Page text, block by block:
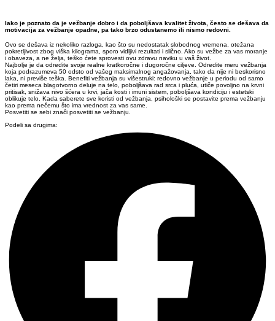
Iako je poznato da je vežbanje dobro i da poboljšava kvalitet života, često se dešava da
motivacija za vežbanje opadne, pa tako brzo odustanemo ili nismo redovni.
Ovo se dešava iz nekoliko razloga, kao što su nedostatak slobodnog vremena, otežana
pokretljivost zbog viška kilograma, sporo vidljivi rezultati i slično. Ako su vežbe za vas moranje
i obaveza, a ne želja, teško ćete sprovesti ovu zdravu naviku u vaš život.
Najbolje je da odredite svoje realne kratkoročne i dugoročne ciljeve. Odredite meru vežbanja
koja podrazumeva 50 odsto od vašeg maksimalnog angažovanja, tako da nije ni beskorisno
laka, ni previše teška. Benefiti vežbanja su višestruki: redovno vežbanje u periodu od samo
četiri meseca blagotvorno deluje na telo, poboljšava rad srca i pluća, utiče povoljno na krvni
pritisak, snižava nivo šćera u krvi, jača kosti i imuni sistem, poboljšava kondiciju i estetski
oblikuje telo. Kada saberete sve koristi od vežbanja, psihološki se postavite prema vežbanju
kao prema nečemu što ima vrednost za vas same.
Posvetiti se sebi znači posvetiti se vežbanju.
Podeli sa drugima: